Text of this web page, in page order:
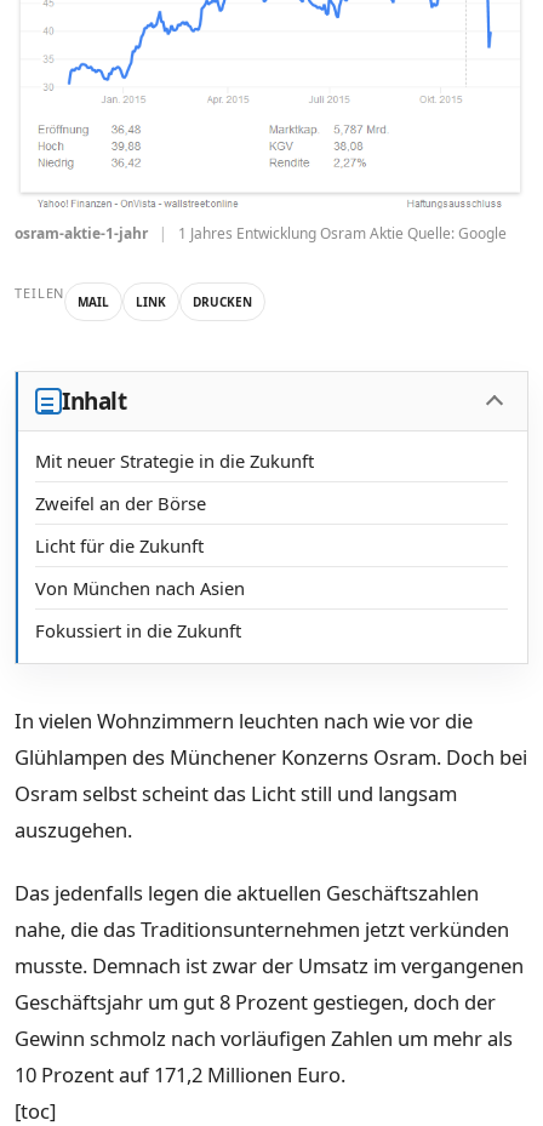
osram-aktie-1-jahr | 1 Jahres Entwicklung Osram Aktie Quelle: Google
TEILEN MAIL LINK DRUCKEN
Inhalt
Mit neuer Strategie in die Zukunft
Zweifel an der Börse
Licht für die Zukunft
Von München nach Asien
Fokussiert in die Zukunft
In vielen Wohnzimmern leuchten nach wie vor die
Glühlampen des Münchener Konzerns Osram. Doch bei
Osram selbst scheint das Licht still und langsam
auszugehen.
Das jedenfalls legen die aktuellen Geschäftszahlen
nahe, die das Traditionsunternehmen jetzt verkünden
musste. Demnach ist zwar der Umsatz im vergangenen
Geschäftsjahr um gut 8 Prozent gestiegen, doch der
Gewinn schmolz nach vorläufigen Zahlen um mehr als
10 Prozent auf 171,2 Millionen Euro.
[toc]